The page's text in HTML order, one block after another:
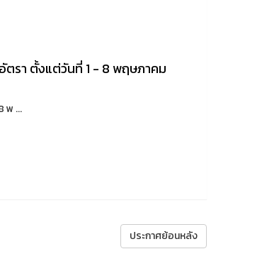
ตรา ตั้งแต่วันที่ 1 - 8 พฤษภาคม
พ ...
ประกาศย้อนหลัง